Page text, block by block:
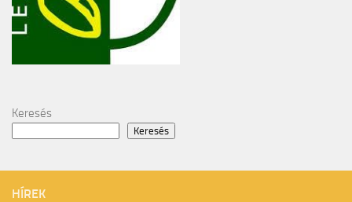
Keresés
Keresés
HÍREK